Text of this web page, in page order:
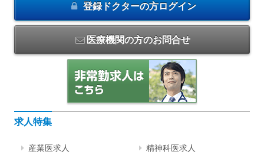
登録ドクターの方ログイン
医療機関の方のお問合せ
求人特集
産業医求人 精神科医求人